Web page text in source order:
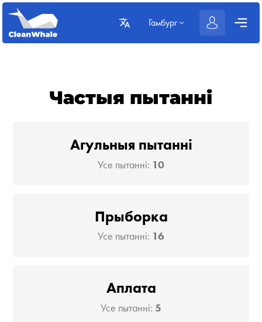
Гамбург
Частыя пытанні
Агульныя пытанні
Усе пытанні: 10
Прыборка
Усе пытанні: 16
Аплата
Усе пытанні: 5